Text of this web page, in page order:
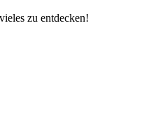
zu entdecken!